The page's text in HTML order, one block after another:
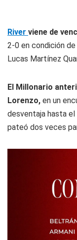
River viene de
2-0 en condición
Lucas Martínez
El Millonario
Lorenzo, en un
desventaja hasta
pateó dos veces